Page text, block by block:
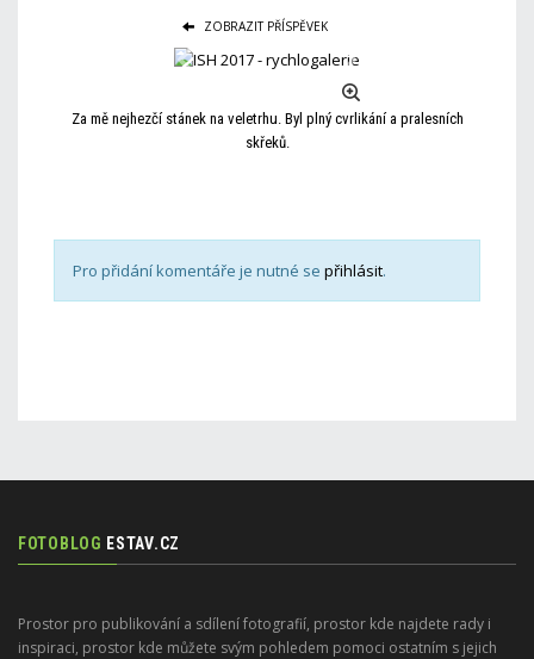
ZOBRAZIT PŘÍSPĚVEK
Za mě nejhezčí stánek na veletrhu. Byl plný cvrlikání a pralesních
skřeků.
Pro přidání komentáře je nutné se přihlásit.
FOTOBLOG ESTAV.CZ
Prostor pro publikování a sdílení fotografií, prostor kde najdete rady i
inspiraci, prostor kde můžete svým pohledem pomoci ostatním s jejich